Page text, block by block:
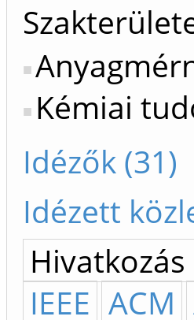
Kémiai
Idézők (31)
Idézett
IEEE ACM